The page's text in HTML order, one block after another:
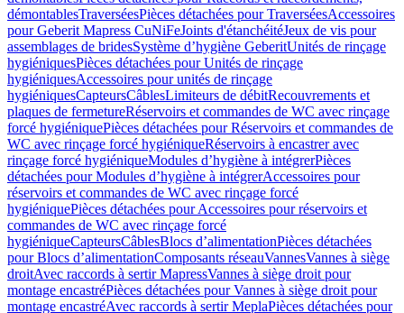
démontablesTraverséesPièces détachées pour TraverséesAccessoires
pour Geberit Mapress CuNiFeJoints d'étanchéitéJeux de vis pour
assemblages de bridesSystème d’hygiène GeberitUnités de rinçage
hygiéniquesPièces détachées pour Unités de rinçage
hygiéniquesAccessoires pour unités de rinçage
hygiéniquesCapteursCâblesLimiteurs de débitRecouvrements et
plaques de fermetureRéservoirs et commandes de WC avec rinçage
forcé hygiéniquePièces détachées pour Réservoirs et commandes de
WC avec rinçage forcé hygiéniqueRéservoirs à encastrer avec
rinçage forcé hygiéniqueModules d’hygiène à intégrerPièces
détachées pour Modules d’hygiène à intégrerAccessoires pour
réservoirs et commandes de WC avec rinçage forcé
hygiéniquePièces détachées pour Accessoires pour réservoirs et
commandes de WC avec rinçage forcé
hygiéniqueCapteursCâblesBlocs d’alimentationPièces détachées
pour Blocs d’alimentationComposants réseauVannesVannes à siège
droitAvec raccords à sertir MapressVannes à siège droit pour
montage encastréPièces détachées pour Vannes à siège droit pour
montage encastréAvec raccords à sertir MeplaPièces détachées pour